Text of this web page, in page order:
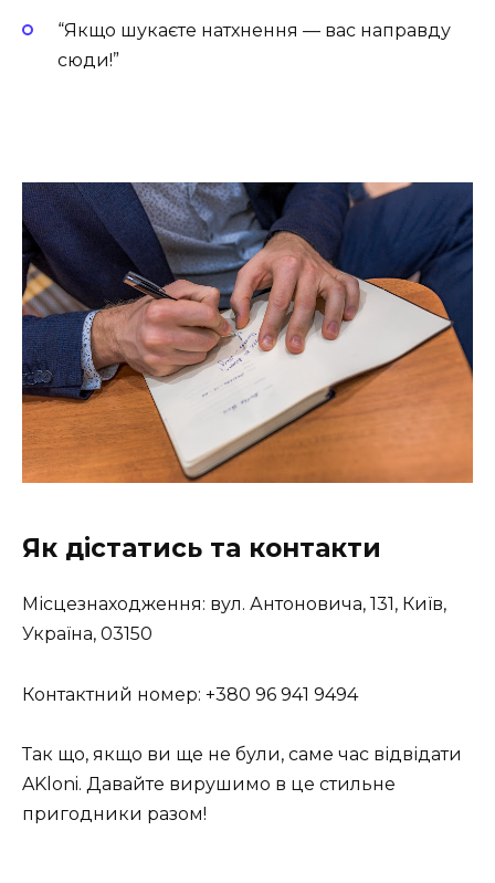
“Якщо шукаєте натхнення — вас направду
сюди!”
Як дістатись та контакти
Місцезнаходження: вул. Антоновича, 131, Київ,
Україна, 03150
Контактний номер: +380 96 941 9494
Так що, якщо ви ще не були, саме час відвідати
AKloni. Давайте вирушимо в це стильне
пригодники разом!